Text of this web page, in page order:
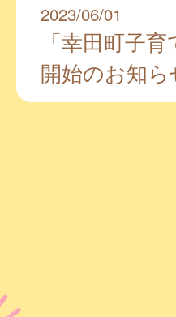
2023/06/01
「幸田町子
開始のお知ら